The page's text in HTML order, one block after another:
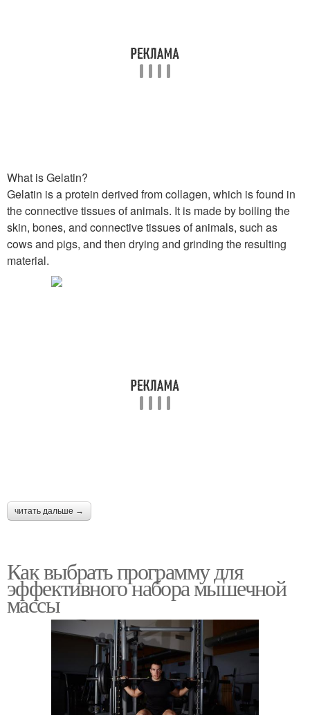
What is Gelatin?
Gelatin is a protein derived from collagen, which is found in
the connective tissues of animals. It is made by boiling the
skin, bones, and connective tissues of animals, such as
cows and pigs, and then drying and grinding the resulting
material.
читать дальше →
Как выбрать программу для
эффективного набора мышечной
массы